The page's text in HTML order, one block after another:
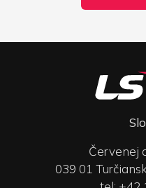
Červenej
039 01